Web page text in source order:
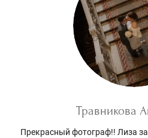
Травникова
Прекрасный фотограф!! Лиза